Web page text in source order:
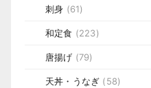
刺身 (61)
和定食 (223)
唐揚げ (79)
天丼・うなぎ (58)